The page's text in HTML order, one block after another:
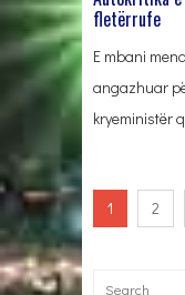
fletërrufe
E mbani
angazhuar
kryeministër
1 2